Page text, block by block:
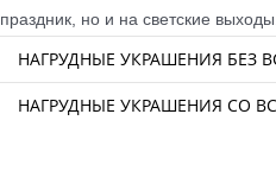
праздник, но и на светские выходы.
НАГРУДНЫЕ УКРАШЕНИЯ БЕЗ
НАГРУДНЫЕ УКРАШЕНИЯ СО